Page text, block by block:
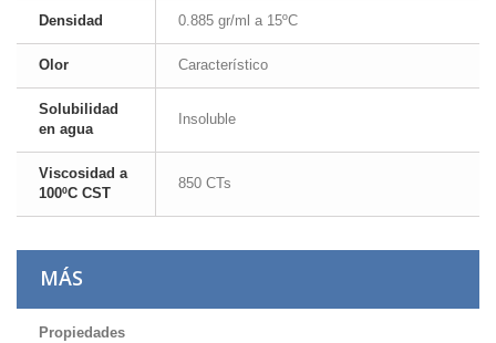
Densidad 0.885 gr/ml a 15ºC
Olor Característico
Solubilidad
en agua
Insoluble
Viscosidad a
100ºC CST
850 CTs
MÁS
Propiedades